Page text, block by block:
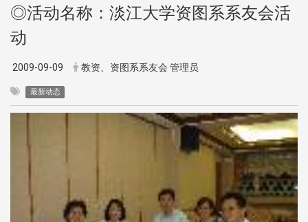
◎活动名称：淡江大学资图系系友会活
动
2009-09-09 教资、资图系系友会 管理员
最新动态